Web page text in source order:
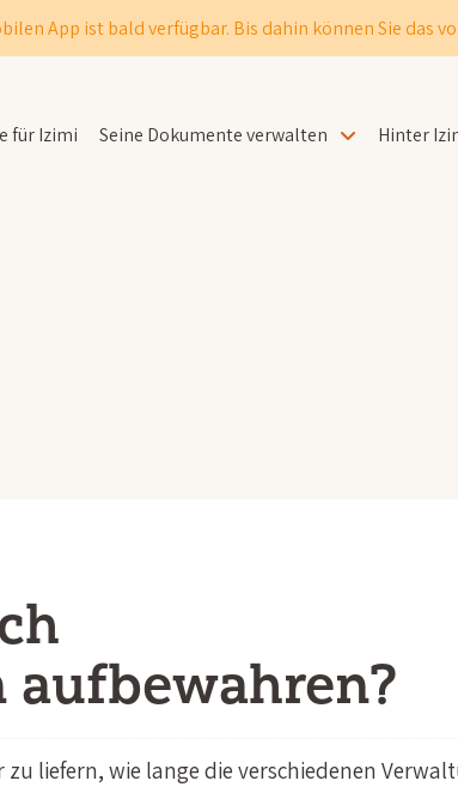
App ist bald verfügbar. Bis dahin können Sie das
für Izimi Seine Dokumente verwalten Hinter
liefern, wie lange die verschiedenen